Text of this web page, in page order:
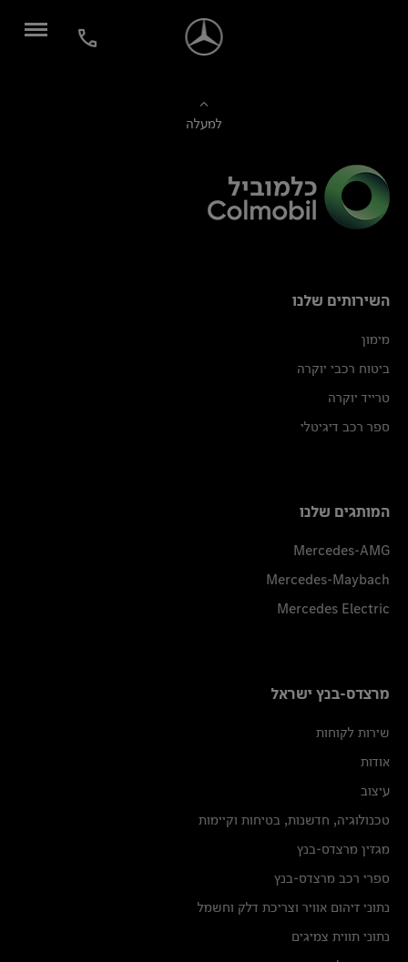
למעלה
השירותים שלנו
מימון
ביטוח רכבי יוקרה
טרייד יוקרה
ספר רכב דיגיטלי
המותגים שלנו
Mercedes-AMG
Mercedes-Maybach
Mercedes Electric
מרצדס-בנץ ישראל
שירות לקוחות
אודות
עיצוב
טכנולוגיה, חדשנות, בטיחות וקיימות
מגזין מרצדס-בנץ
ספרי רכב מרצדס-בנץ
נתוני זיהום אוויר וצריכת דלק וחשמל
נתוני תווית צמיגים